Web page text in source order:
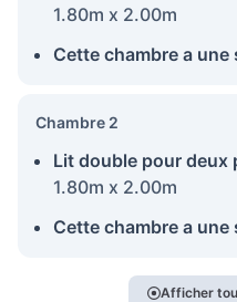
1.80m x 2.00m
Cette chambre a une
Chambre 2
Lit double pour deux
1.80m x 2.00m
Cette chambre a une
Afficher